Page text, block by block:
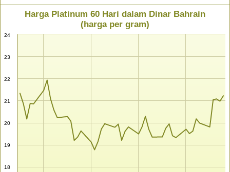
Harga Platinum 60 Hari dalam Dinar Bahrain
(harga per gram)
18
19
20
21
22
23
24